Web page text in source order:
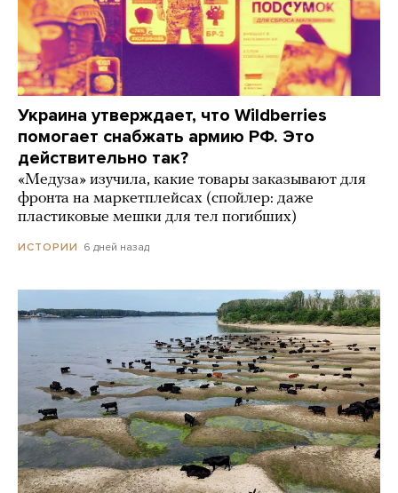
Украина утверждает, что Wildberries
помогает снабжать армию РФ. Это
действительно так?
«Медуза» изучила, какие товары заказывают для
фронта на маркетплейсах (спойлер: даже
пластиковые мешки для тел погибших)
ИСТОРИИ 6 дней назад